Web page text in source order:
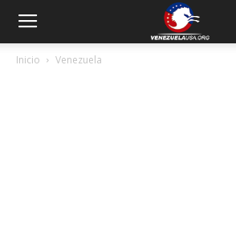
Inicio Venezuela